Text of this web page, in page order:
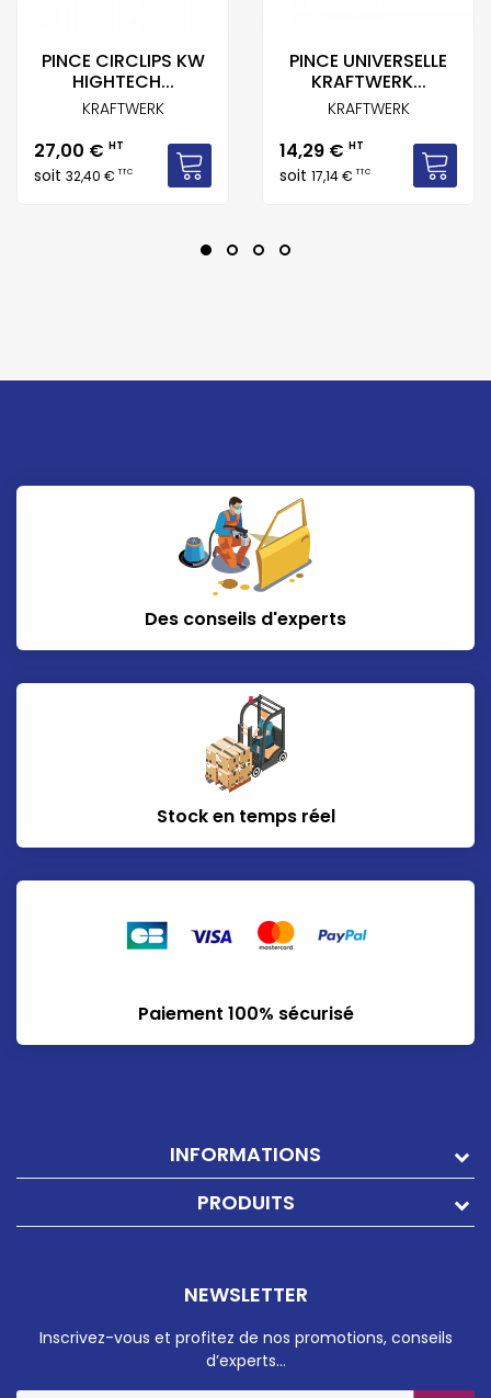
PINCE CIRCLIPS KW
HIGHTECH...
KRAFTWERK
Prix
27,00 € HT
soit 32,40 €TTC
PINCE UNIVERSELLE
KRAFTWERK...
KRAFTWERK
Prix
14,29 € HT
soit 17,14 €TTC
Des conseils d'experts
Stock en temps réel
Paiement 100% sécurisé
INFORMATIONS
PRODUITS
NEWSLETTER
Inscrivez-vous et profitez de nos promotions, conseils
d’experts…